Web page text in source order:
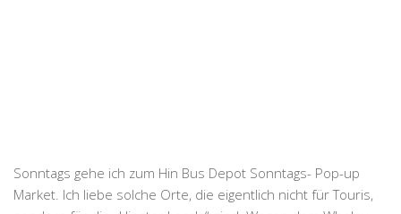
Sonntags gehe ich zum Hin Bus Depot Sonntags- Pop-up
Market. Ich liebe solche Orte, die eigentlich nicht für Touris,